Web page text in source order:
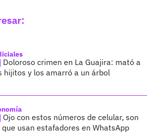
Doloroso crimen en La Guajira: mató a
hijitos y los amarró a un árbol
Ojo con estos números de celular, son
que usan estafadores en WhatsApp